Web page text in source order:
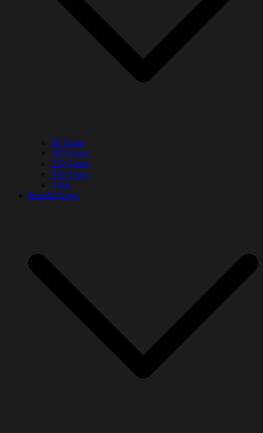
50 Gram
100 Gram
250 Gram
500 Gram
1 Kg
Rosella Ungu